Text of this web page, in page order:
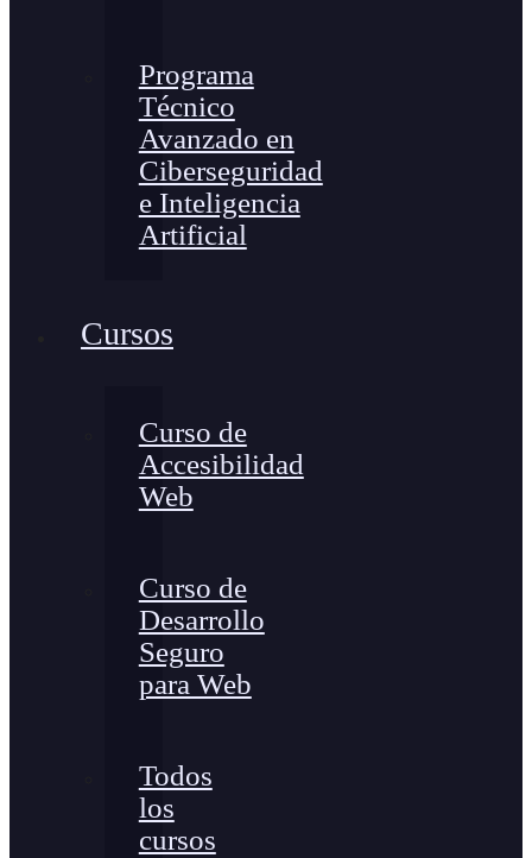
Programa
Técnico
Avanzado en
Ciberseguridad
e Inteligencia
Artificial
Cursos
Curso de
Accesibilidad
Web
Curso de
Desarrollo
Seguro
para Web
Todos
los
cursos